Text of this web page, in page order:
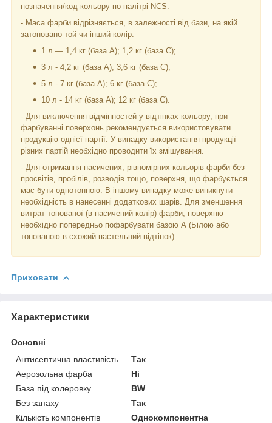
позначення/код кольору по палітрі NCS.
- Маса фарби відрізняється, в залежності від бази, на якій
затоновано той чи інший колір.
1 л — 1,4 кг (база А); 1,2 кг (база С);
3 л - 4,2 кг (база А); 3,6 кг (база C);
5 л - 7 кг (база А); 6 кг (база С);
10 л - 14 кг (база А); 12 кг (база С).
- Для виключення відмінностей у відтінках кольору, при
фарбуванні поверхонь рекомендується використовувати
продукцію однієї партії. У випадку використання продукції
різних партій необхідно проводити їх змішування.
- Для отримання насичених, рівномірних кольорів фарби без
просвітів, пробілів, розводів тощо, поверхня, що фарбується
має бути однотонною. В іншому випадку може виникнути
необхідність в нанесенні додаткових шарів. Для зменшення
витрат тонованої (в насичений колір) фарби, поверхню
необхідно попередньо пофарбувати базою А (Білою або
тонованою в схожий пастельний відтінок).
Приховати
Характеристики
Основні
Антисептична властивість
Так
Аерозольна фарба
Ні
База під колеровку
BW
Без запаху
Так
Кількість компонентів
Однокомпонентна